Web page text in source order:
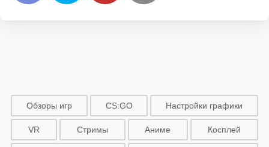
Обзоры игр CS:GO Настройки графики
VR Стримы Аниме Косплей